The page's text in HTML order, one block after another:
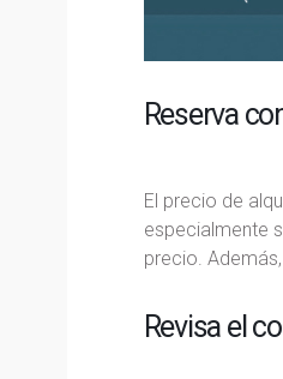
Reserva
El precio de
especialmente
precio.
Revisa el